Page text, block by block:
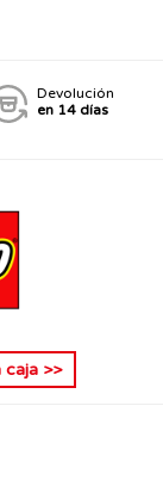
Devolución
en 14 días
caja>>